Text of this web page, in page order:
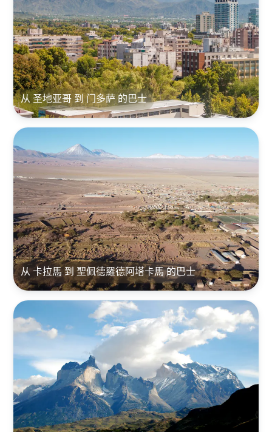
从 圣地亚哥 到 门多萨 的巴士
从 卡拉馬 到 聖佩德羅德阿塔卡馬 的巴士